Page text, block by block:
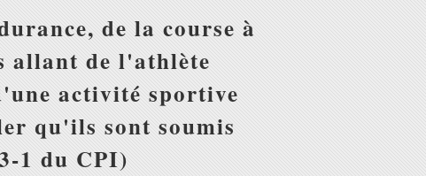
de la course à
allant de l'athlète
activité sportive
qu'ils sont soumis
1 du CPI)